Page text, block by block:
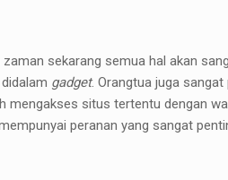
sekarang semua hal akan
gadget. Orangtua juga
mengakses situs tertentu dengan
peranan yang sangat